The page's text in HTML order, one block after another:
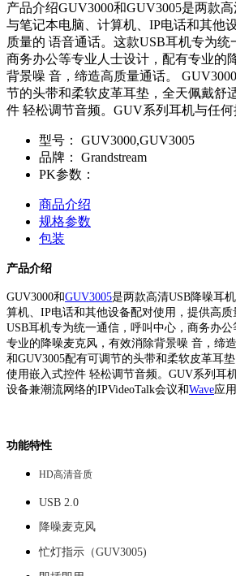
产品介绍GUV3000和GUV3005是两款
与笔记本电脑、计算机、IP电话和其他
质量的 语音通话。这款USB耳机专为统
商务办公等专业人士设计，配有专业的
背景噪 音，缔造高质量通话。
节的头带和柔软皮革耳垫，全天佩戴舒
件 轻松调节音频。GUV系列耳机与任何
型号：
GUV3000,GUV3005
品牌：
Grandstream
PK参数：
商品介绍
规格参数
包装
产品介绍
GUV3000和GUV3005是两款高清USB降噪耳
算机、IP电话和其他设备配对使用，提供高
USB耳机专为统一通信，呼叫中心，商务办
专业的降噪麦克风，有效消除背景噪 音，缔
和GUV3005配有可调节的头带和柔软皮革耳
使用嵌入式控件 轻松调节音频。GUV系列耳
设备兼潮流网络的IPVideoTalk会议和Wave应
功能特性
HD高清音质
USB 2.0
降噪麦克风
忙灯指示（GUV3005)